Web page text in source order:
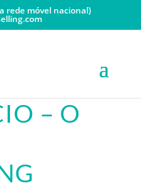
rede móvel nacional)
– O